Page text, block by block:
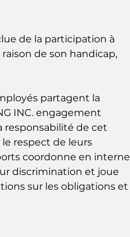
de la participation à
de son handicap,
partagent la
INC. engagement
responsabilité de cet
respect de leurs
coordonne en interne
discrimination et joue
sur les obligations et